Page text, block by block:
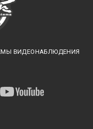
ВИДЕОНАБЛЮДЕНИЯ